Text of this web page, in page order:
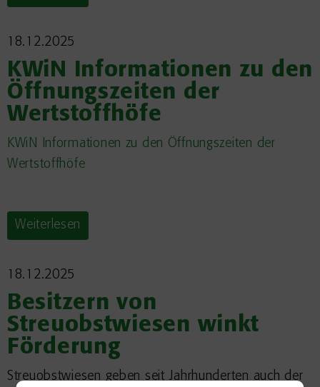
18.12.2025
KWiN Informationen zu den
Öffnungszeiten der
Wertstoffhöfe
KWiN Informationen zu den Öffnungszeiten der
Wertstoffhöfe
Weiterlesen
18.12.2025
Besitzern von
Streuobstwiesen winkt
Förderung
Streuobstwiesen geben seit Jahrhunderten auch der